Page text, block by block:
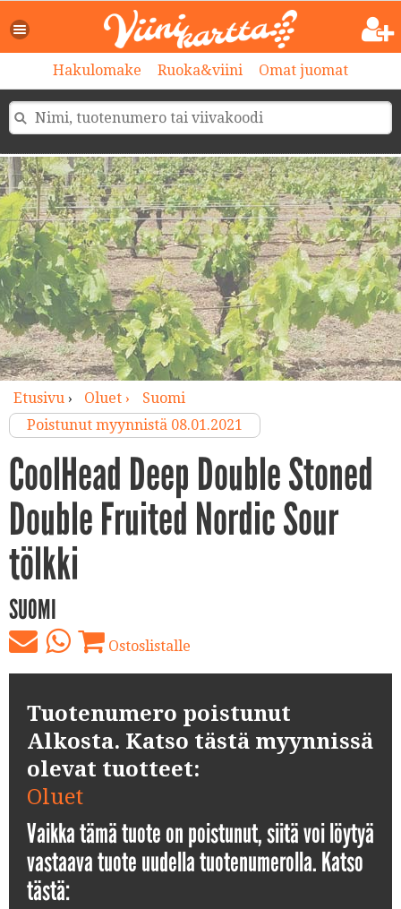
Hakulomake Ruoka&viini Omat juomat
Etusivu› Oluet ›
Suomi
Poistunut myynnistä 08.01.2021
CoolHead Deep Double Stoned
Double Fruited Nordic Sour
tölkki
SUOMI
Ostoslistalle
Tuotenumero poistunut
Alkosta. Katso tästä myynnissä
olevat tuotteet:
Oluet
Vaikka tämä tuote on poistunut, siitä voi löytyä
vastaava tuote uudella tuotenumerolla. Katso
tästä: